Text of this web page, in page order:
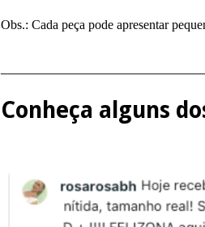
Obs.: Cada peça pode apresentar
Conheça alguns